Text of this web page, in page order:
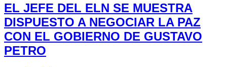
EL JEFE DEL ELN SE MUESTRA
DISPUESTO A NEGOCIAR LA PAZ
CON EL GOBIERNO DE GUSTAVO
PETRO